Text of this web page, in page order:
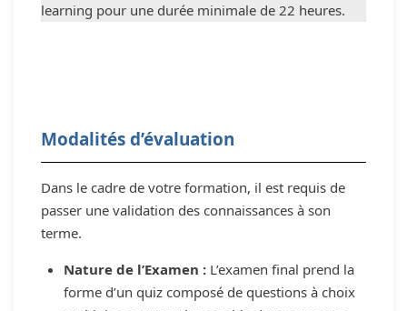
learning pour une durée minimale de 22 heures.
Modalités d’évaluation
Dans le cadre de votre formation, il est requis de
passer une validation des connaissances à son
terme.
Nature de l’Examen : L’examen final prend la
forme d’un quiz composé de questions à choix